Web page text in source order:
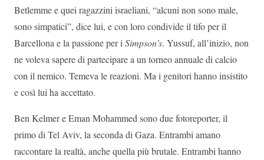
Betlemme e quei ragazzini israeliani, “alcuni non sono male,
sono simpatici”, dice lui, e con loro condivide il tifo per il
Barcellona e la passione per i Simpson’s. Yussuf, all’inizio, non
ne voleva sapere di partecipare a un torneo annuale di calcio
con il nemico. Temeva le reazioni. Ma i genitori hanno insistito
e così lui ha accettato.
Ben Kelmer e Eman Mohammed sono due fotoreporter, il
primo di Tel Aviv, la seconda di Gaza. Entrambi amano
raccontare la realtà, anche quella più brutale. Entrambi hanno